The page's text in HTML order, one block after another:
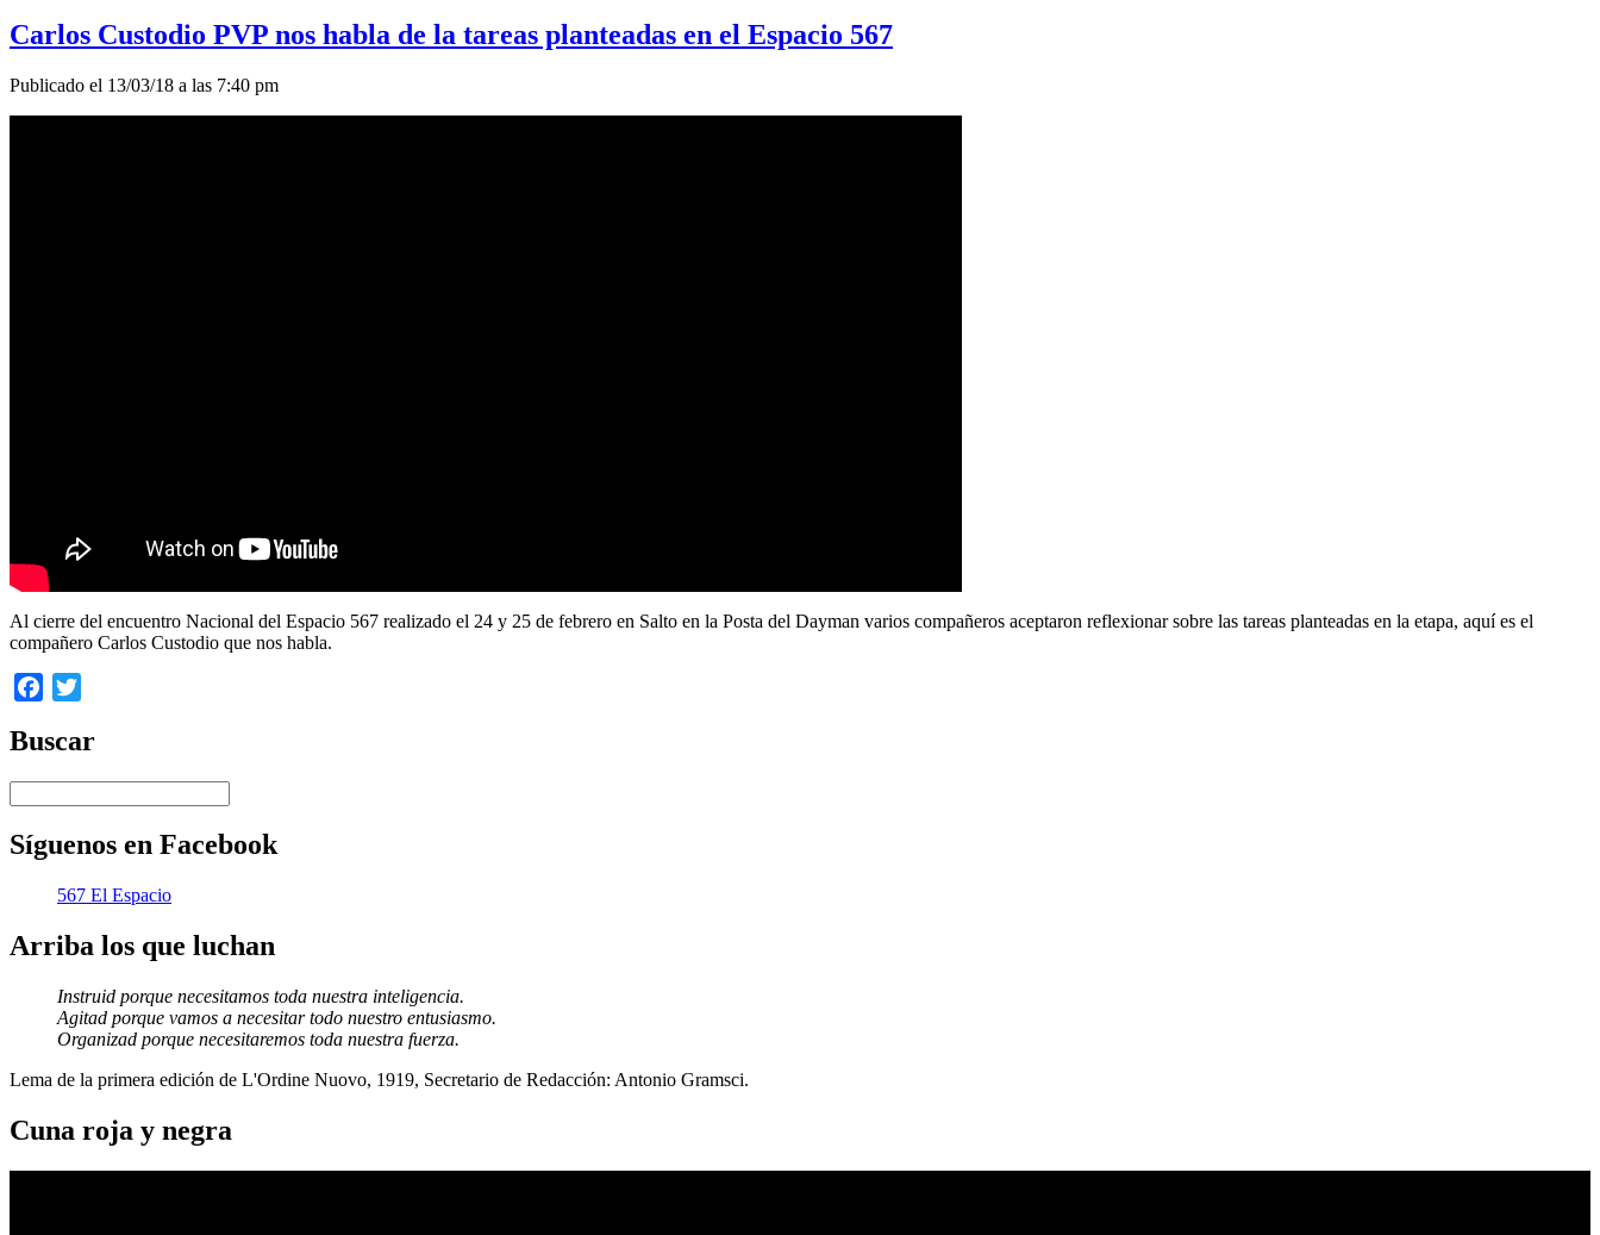
Carlos Custodio PVP nos habla de la tareas planteadas en el Espacio 567
Publicado el 13/03/18 a las 7:40 pm
Al cierre del encuentro Nacional del Espacio 567 realizado el 24 y 25 de febrero en Salto en la Posta del Dayman varios compañeros aceptaron reflexionar sobre las tareas planteadas en la etapa, aquí es el
compañero Carlos Custodio que nos habla.
Facebook
Buscar
Síguenos en Facebook
567 El Espacio
Arriba los que luchan
Instruid porque necesitamos toda nuestra inteligencia.
Agitad porque vamos a necesitar todo nuestro entusiasmo.
Organizad porque necesitaremos toda nuestra fuerza.
Lema de la primera edición de L'Ordine Nuovo, 1919, Secretario de Redacción: Antonio Gramsci.
Cuna roja y negra